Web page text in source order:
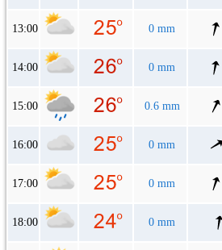
13:00 0 mm
14:00 0 mm
15:00 0.6 mm
16:00 0 mm
17:00 0 mm
18:00 0 mm